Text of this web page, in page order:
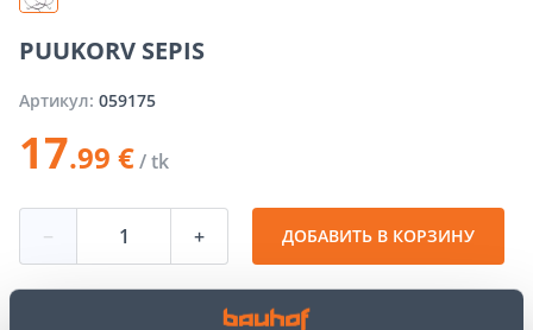
PUUKORV SEPIS
Артикул: 059175
17.99 €/ tk
− + ДОБАВИТЬ В КОРЗИНУ